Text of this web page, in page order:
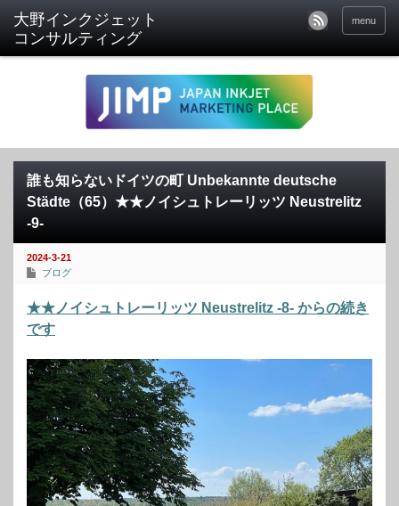
menu
誰も知らないドイツの町 Unbekannte deutsche
Städte（65）★★ノイシュトレーリッツ Neustrelitz
-9-
2024-3-21
ブログ
★★ノイシュトレーリッツ Neustrelitz -8- からの続き
です